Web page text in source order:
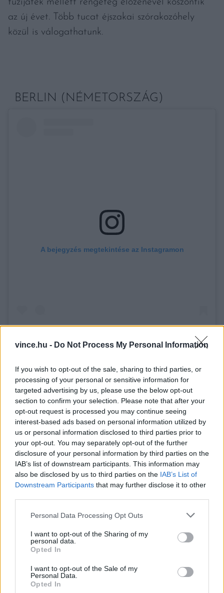
vince.hu - Do Not Process My Personal Information
If you wish to opt-out of the sale, sharing to third parties, or
processing of your personal or sensitive information for
targeted advertising by us, please use the below opt-out
section to confirm your selection. Please note that after your
opt-out request is processed you may continue seeing
interest-based ads based on personal information utilized by
us or personal information disclosed to third parties prior to
your opt-out. You may separately opt-out of the further
disclosure of your personal information by third parties on the
IAB’s list of downstream participants. This information may
also be disclosed by us to third parties on the IAB’s List of
Downstream Participants that may further disclose it to other
Please note that this website/app uses one or more Google
not limited to your visit or usage behaviour. You may click to
grant or deny consent to Google and its third-party tags to
use your data for below specified purposes in below Google
consent section.
Personal Data Processing Opt Outs
I want to opt-out of the Sharing of my
personal data.
Opted In
I want to opt-out of the Sale of my
Personal Data.
Opted In
az új évet. Több tucat éjszakai szórakozóhely
közül is válogathatunk.
BERLIN (NÉMETORSZÁG)
A bejegyzés megtekintése az Instagramon
Ha bulizásról van szó, akkor a berliniek
általában keményen odateszik magukat, ez alól
pedig a Szilveszter sem kivétel. A Brandenburgi
kapu és a Győzelmi oszlop közötti terület minden
évben egy hatalmas partizónává változik. Élő
zenekarokkal, DJ-kkel és látványos tűzijátékkal
egészen hajnali 3-ig tart a mulatság. Nem
VELENCE (OLASZORSZÁG)